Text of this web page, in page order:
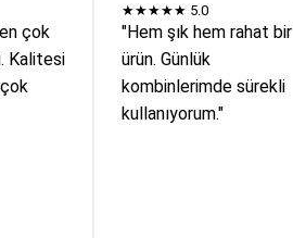
çok
Kalitesi
★★★★★ 5.0
"Hem şık hem rahat bir
ürün. Günlük
kombinlerimde sürekli
kullanıyorum."